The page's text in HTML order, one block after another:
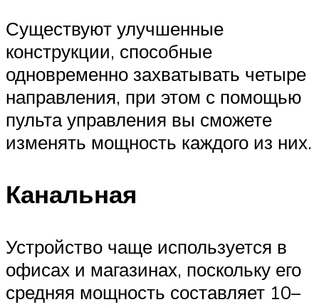
Существуют улучшенные
конструкции, способные
одновременно захватывать четыре
направления, при этом с помощью
пульта управления вы сможете
изменять мощность каждого из них.
Канальная
Устройство чаще используется в
офисах и магазинах, поскольку его
средняя мощность составляет 10–